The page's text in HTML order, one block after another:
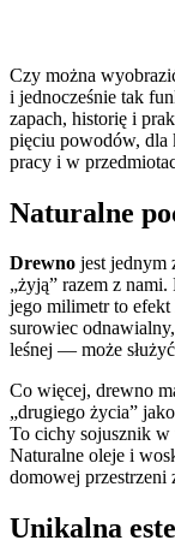
Czy można
i jednocześnie tak
zapach, historię i
pięciu powodów,
pracy i w
Naturalne
Drewno jest jednym
„żyją” razem z
jego milimetr to
surowiec
leśnej — może
Co więcej, drewno
„drugiego życia”
To cichy sojusznik
Naturalne oleje i
domowej przestrzeni
Unikalna